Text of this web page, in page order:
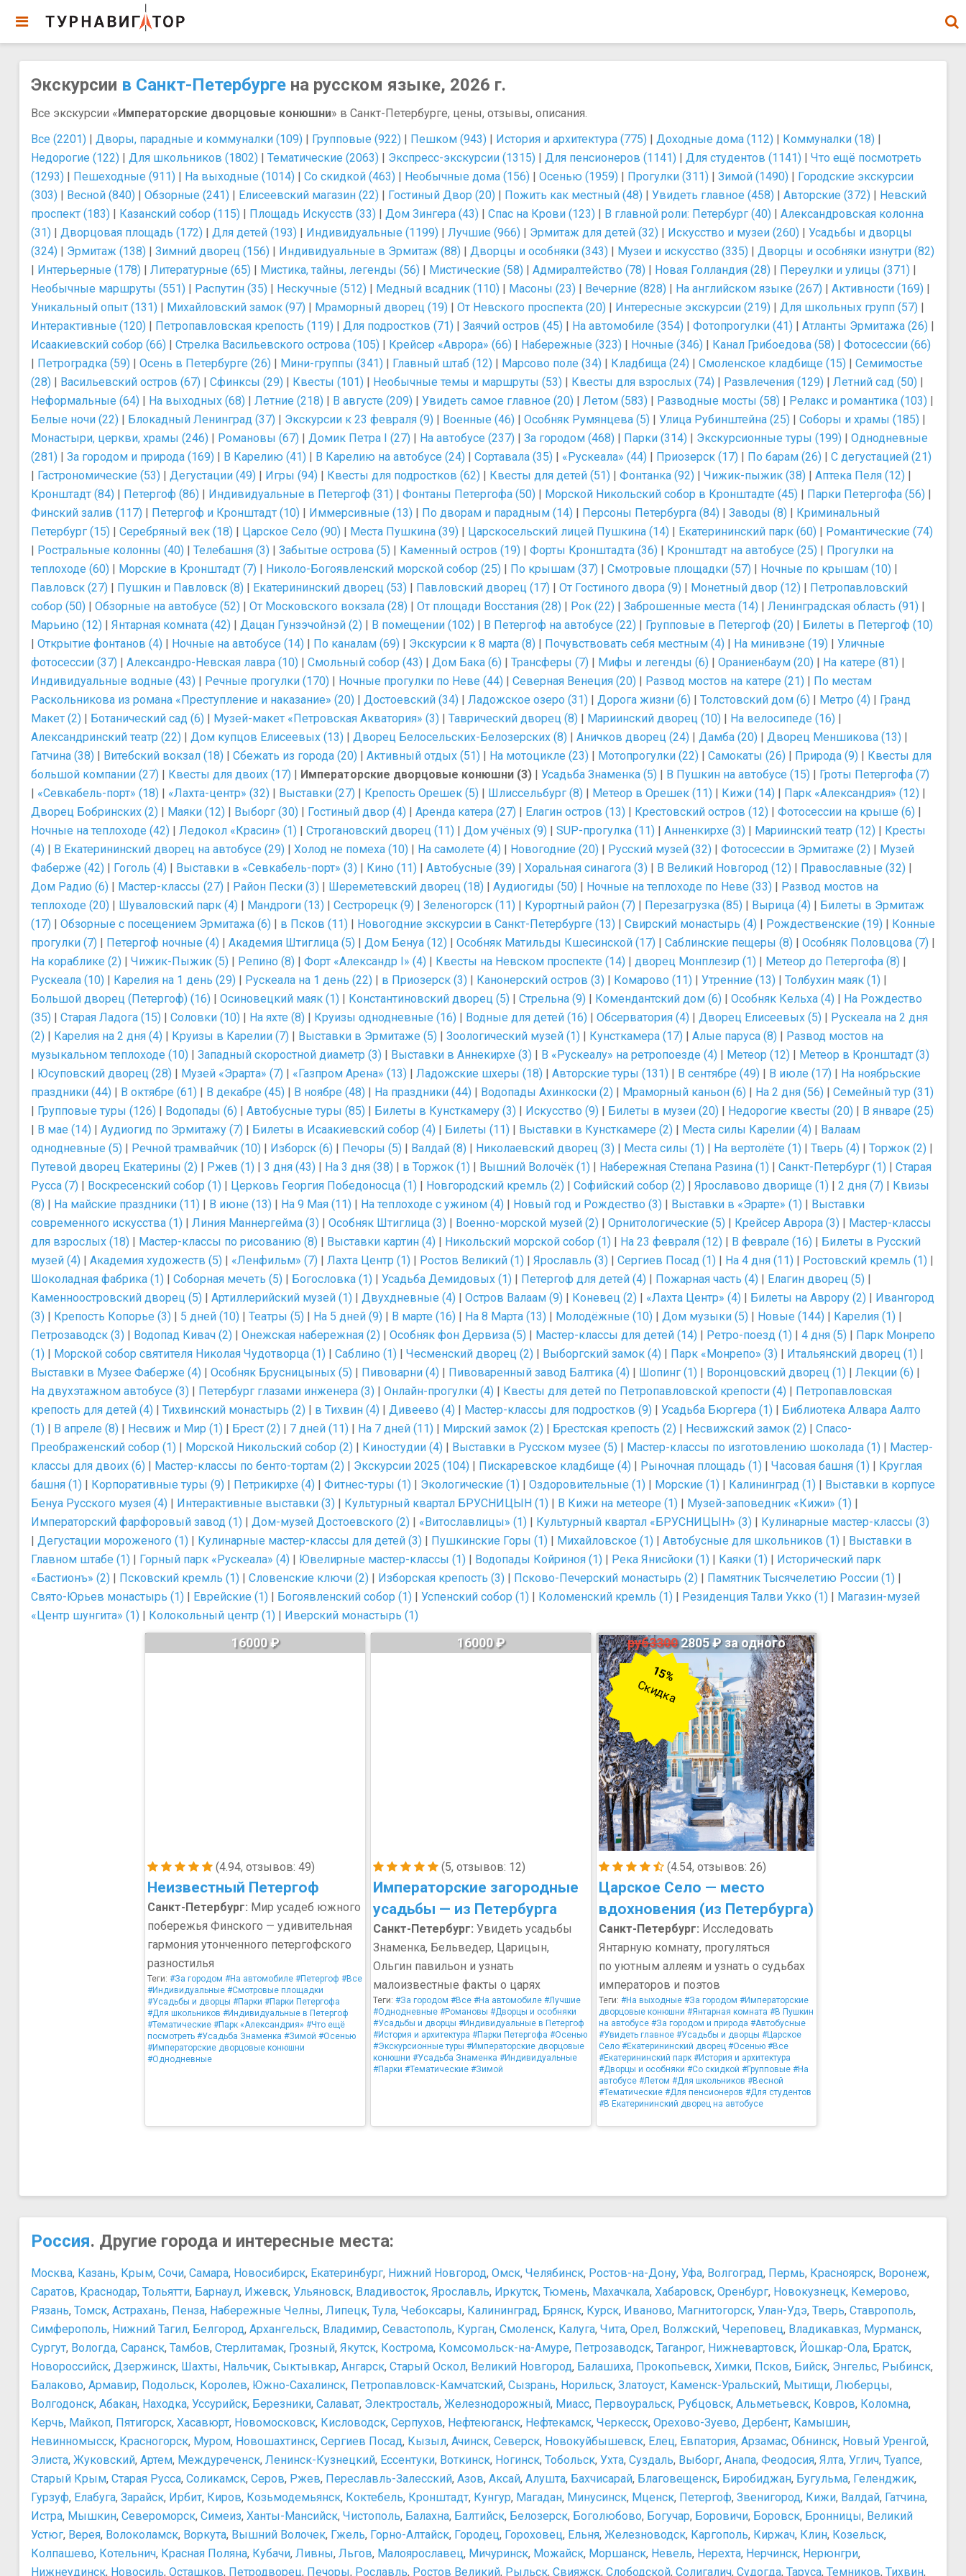
Экскурсии в Санкт-Петербурге на русском языке, 2026 г.
Все экскурсии «Императорские дворцовые конюшни» в Санкт-Петербурге, цены, отзывы, описания.
Все (2201) | Дворы, парадные и коммуналки (109) | Групповые (922) | Пешком (943) | История и архитектура (775) | Доходные дома (112) | Коммуналки (18) |
Недорогие (122) | Для школьников (1802) | Тематические (2063) | Экспресс-экскурсии (1315) | Для пенсионеров (1141) | Для студентов (1141) | Что ещё посмотреть
(1293) | Пешеходные (911) | На выходные (1014) | Со скидкой (463) | Необычные дома (156) | Осенью (1959) | Прогулки (311) | Зимой (1490) | Городские экскурсии
(303) | Весной (840) | Обзорные (241) | Елисеевский магазин (22) | Гостиный Двор (20) | Пожить как местный (48) | Увидеть главное (458) | Авторские (372) | Невский
проспект (183) | Казанский собор (115) | Площадь Искусств (33) | Дом Зингера (43) | Спас на Крови (123) | В главной роли: Петербург (40) | Александровская колонна
(31) | Дворцовая площадь (172) | Для детей (193) | Индивидуальные (1199) | Лучшие (966) | Эрмитаж для детей (32) | Искусство и музеи (260) | Усадьбы и дворцы
(324) | Эрмитаж (138) | Зимний дворец (156) | Индивидуальные в Эрмитаж (88) | Дворцы и особняки (343) | Музеи и искусство (335) | Дворцы и особняки изнутри (82)
| Интерьерные (178) | Литературные (65) | Мистика, тайны, легенды (56) | Мистические (58) | Адмиралтейство (78) | Новая Голландия (28) | Переулки и улицы (371) |
Необычные маршруты (551) | Распутин (35) | Нескучные (512) | Медный всадник (110) | Масоны (23) | Вечерние (828) | На английском языке (267) | Активности (169) |
Уникальный опыт (131) | Михайловский замок (97) | Мраморный дворец (19) | От Невского проспекта (20) | Интересные экскурсии (219) | Для школьных групп (57) |
Интерактивные (120) | Петропавловская крепость (119) | Для подростков (71) | Заячий остров (45) | На автомобиле (354) | Фотопрогулки (41) | Атланты Эрмитажа (26) |
Исаакиевский собор (66) | Стрелка Васильевского острова (105) | Крейсер «Аврора» (66) | Набережные (323) | Ночные (346) | Канал Грибоедова (58) | Фотосессии (66)
| Петроградка (59) | Осень в Петербурге (26) | Мини-группы (341) | Главный штаб (12) | Марсово поле (34) | Кладбища (24) | Смоленское кладбище (15) | Семимостье
(28) | Васильевский остров (67) | Сфинксы (29) | Квесты (101) | Необычные темы и маршруты (53) | Квесты для взрослых (74) | Развлечения (129) | Летний сад (50) |
Неформальные (64) | На выходных (68) | Летние (218) | В августе (209) | Увидеть самое главное (20) | Летом (583) | Разводные мосты (58) | Релакс и романтика (103) |
Белые ночи (22) | Блокадный Ленинград (37) | Экскурсии к 23 февраля (9) | Военные (46) | Особняк Румянцева (5) | Улица Рубинштейна (25) | Соборы и храмы (185) |
Монастыри, церкви, храмы (246) | Романовы (67) | Домик Петра I (27) | На автобусе (237) | За городом (468) | Парки (314) | Экскурсионные туры (199) | Однодневные
(281) | За городом и природа (169) | В Карелию (41) | В Карелию на автобусе (24) | Сортавала (35) | «Рускеала» (44) | Приозерск (17) | По барам (26) | С дегустацией (21)
| Гастрономические (53) | Дегустации (49) | Игры (94) | Квесты для подростков (62) | Квесты для детей (51) | Фонтанка (92) | Чижик-пыжик (38) | Аптека Пеля (12) |
Кронштадт (84) | Петергоф (86) | Индивидуальные в Петергоф (31) | Фонтаны Петергофа (50) | Морской Никольский собор в Кронштадте (45) | Парки Петергофа (56) |
Финский залив (117) | Петергоф и Кронштадт (10) | Иммерсивные (13) | По дворам и парадным (14) | Персоны Петербурга (84) | Заводы (8) | Криминальный
Петербург (15) | Серебряный век (18) | Царское Село (90) | Места Пушкина (39) | Царскосельский лицей Пушкина (14) | Екатерининский парк (60) | Романтические (74)
| Ростральные колонны (40) | Телебашня (3) | Забытые острова (5) | Каменный остров (19) | Форты Кронштадта (36) | Кронштадт на автобусе (25) | Прогулки на
теплоходе (60) | Морские в Кронштадт (7) | Николо-Богоявленский морской собор (25) | По крышам (37) | Смотровые площадки (57) | Ночные по крышам (10) |
Павловск (27) | Пушкин и Павловск (8) | Екатерининский дворец (53) | Павловский дворец (17) | От Гостиного двора (9) | Монетный двор (12) | Петропавловский
собор (50) | Обзорные на автобусе (52) | От Московского вокзала (28) | От площади Восстания (28) | Рок (22) | Заброшенные места (14) | Ленинградская область (91) |
Марьино (12) | Янтарная комната (42) | Дацан Гунзэчойнэй (2) | В помещении (102) | В Петергоф на автобусе (22) | Групповые в Петергоф (20) | Билеты в Петергоф (10)
| Открытие фонтанов (4) | Ночные на автобусе (14) | По каналам (69) | Экскурсии к 8 марта (8) | Почувствовать себя местным (4) | На минивэне (19) | Уличные
фотосессии (37) | Александро-Невская лавра (10) | Смольный собор (43) | Дом Бака (6) | Трансферы (7) | Мифы и легенды (6) | Ораниенбаум (20) | На катере (81) |
Индивидуальные водные (43) | Речные прогулки (170) | Ночные прогулки по Неве (44) | Северная Венеция (20) | Развод мостов на катере (21) | По местам
Раскольникова из романа «Преступление и наказание» (20) | Достоевский (34) | Ладожское озеро (31) | Дорога жизни (6) | Толстовский дом (6) | Метро (4) | Гранд
Макет (2) | Ботанический сад (6) | Музей-макет «Петровская Акватория» (3) | Таврический дворец (8) | Мариинский дворец (10) | На велосипеде (16) |
Александринский театр (22) | Дом купцов Елисеевых (13) | Дворец Белосельских-Белозерских (8) | Аничков дворец (24) | Дамба (20) | Дворец Меншикова (13) |
Гатчина (38) | Витебский вокзал (18) | Сбежать из города (20) | Активный отдых (51) | На мотоцикле (23) | Мотопрогулки (22) | Самокаты (26) | Природа (9) | Квесты для
большой компании (27) | Квесты для двоих (17) | Императорские дворцовые конюшни (3) | Усадьба Знаменка (5) | В Пушкин на автобусе (15) | Гроты Петергофа (7)
| «Севкабель-порт» (18) | «Лахта-центр» (32) | Выставки (27) | Крепость Орешек (5) | Шлиссельбург (8) | Метеор в Орешек (11) | Кижи (14) | Парк «Александрия» (12) |
Дворец Бобринских (2) | Маяки (12) | Выборг (30) | Гостиный двор (4) | Аренда катера (27) | Елагин остров (13) | Крестовский остров (12) | Фотосессии на крыше (6) |
Ночные на теплоходе (42) | Ледокол «Красин» (1) | Строгановский дворец (11) | Дом учёных (9) | SUP-прогулка (11) | Анненкирхе (3) | Мариинский театр (12) | Кресты
(4) | В Екатерининский дворец на автобусе (29) | Холод не помеха (10) | На самолете (4) | Новогодние (20) | Русский музей (32) | Фотосессии в Эрмитаже (2) | Музей
Фаберже (42) | Гоголь (4) | Выставки в «Севкабель-порт» (3) | Кино (11) | Автобусные (39) | Хоральная синагога (3) | В Великий Новгород (12) | Православные (32) |
Дом Радио (6) | Мастер-классы (27) | Район Пески (3) | Шереметевский дворец (18) | Аудиогиды (50) | Ночные на теплоходе по Неве (33) | Развод мостов на
теплоходе (20) | Шуваловский парк (4) | Мандроги (13) | Сестрорецк (9) | Зеленогорск (11) | Курортный район (7) | Перезагрузка (85) | Вырица (4) | Билеты в Эрмитаж
(17) | Обзорные с посещением Эрмитажа (6) | в Псков (11) | Новогодние экскурсии в Санкт-Петербурге (13) | Свирский монастырь (4) | Рождественские (19) | Конные
прогулки (7) | Петергоф ночные (4) | Академия Штиглица (5) | Дом Бенуа (12) | Особняк Матильды Кшесинской (17) | Саблинские пещеры (8) | Особняк Половцова (7) |
На кораблике (2) | Чижик-Пыжик (5) | Репино (8) | Форт «Александр I» (4) | Квесты на Невском проспекте (14) | дворец Монплезир (1) | Метеор до Петергофа (8) |
Рускеала (10) | Карелия на 1 день (29) | Рускеала на 1 день (22) | в Приозерск (3) | Канонерский остров (3) | Комарово (11) | Утренние (13) | Толбухин маяк (1) |
Большой дворец (Петергоф) (16) | Осиновецкий маяк (1) | Константиновский дворец (5) | Стрельна (9) | Комендантский дом (6) | Особняк Кельха (4) | На Рождество
(35) | Старая Ладога (15) | Соловки (10) | На яхте (8) | Круизы однодневные (16) | Водные для детей (16) | Обсерватория (4) | Дворец Елисеевых (5) | Рускеала на 2 дня
(2) | Карелия на 2 дня (4) | Круизы в Карелии (7) | Выставки в Эрмитаже (5) | Зоологический музей (1) | Кунсткамера (17) | Алые паруса (8) | Развод мостов на
музыкальном теплоходе (10) | Западный скоростной диаметр (3) | Выставки в Аннекирхе (3) | В «Рускеалу» на ретропоезде (4) | Метеор (12) | Метеор в Кронштадт (3)
| Юсуповский дворец (28) | Музей «Эрарта» (7) | «Газпром Арена» (13) | Ладожские шхеры (18) | Авторские туры (131) | В сентябре (49) | В июле (17) | На ноябрьские
праздники (44) | В октябре (61) | В декабре (45) | В ноябре (48) | На праздники (44) | Водопады Ахинкоски (2) | Мраморный каньон (6) | На 2 дня (56) | Семейный тур (31)
| Групповые туры (126) | Водопады (6) | Автобусные туры (85) | Билеты в Кунсткамеру (3) | Искусство (9) | Билеты в музеи (20) | Недорогие квесты (20) | В январе (25)
| В мае (14) | Аудиогид по Эрмитажу (7) | Билеты в Исаакиевский собор (4) | Билеты (11) | Выставки в Кунсткамере (2) | Места силы Карелии (4) | Валаам
однодневные (5) | Речной трамвайчик (10) | Изборск (6) | Печоры (5) | Валдай (8) | Николаевский дворец (3) | Места силы (1) | На вертолёте (1) | Тверь (4) | Торжок (2) |
Путевой дворец Екатерины (2) | Ржев (1) | 3 дня (43) | На 3 дня (38) | в Торжок (1) | Вышний Волочёк (1) | Набережная Степана Разина (1) | Санкт-Петербург (1) | Старая
Русса (7) | Воскресенский собор (1) | Церковь Георгия Победоносца (1) | Новгородский кремль (2) | Софийский собор (2) | Ярославово дворище (1) | 2 дня (7) | Квизы
(8) | На майские праздники (11) | В июне (13) | На 9 Мая (11) | На теплоходе с ужином (4) | Новый год и Рождество (3) | Выставки в «Эрарте» (1) | Выставки
современного искусства (1) | Линия Маннергейма (3) | Особняк Штиглица (3) | Военно-морской музей (2) | Орнитологические (5) | Крейсер Аврора (3) | Мастер-классы
для взрослых (18) | Мастер-классы по рисованию (8) | Выставки картин (4) | Никольский морской собор (1) | На 23 февраля (12) | В феврале (16) | Билеты в Русский
музей (4) | Академия художеств (5) | «Ленфильм» (7) | Лахта Центр (1) | Ростов Великий (1) | Ярославль (3) | Сергиев Посад (1) | На 4 дня (11) | Ростовский кремль (1) |
Шоколадная фабрика (1) | Соборная мечеть (5) | Богословка (1) | Усадьба Демидовых (1) | Петергоф для детей (4) | Пожарная часть (4) | Елагин дворец (5) |
Каменноостровский дворец (5) | Артиллерийский музей (1) | Двухдневные (4) | Остров Валаам (9) | Коневец (2) | «Лахта Центр» (4) | Билеты на Аврору (2) | Ивангород
(3) | Крепость Копорье (3) | 5 дней (10) | Театры (5) | На 5 дней (9) | В марте (16) | На 8 Марта (13) | Молодёжные (10) | Дом музыки (5) | Новые (144) | Карелия (1) |
Петрозаводск (3) | Водопад Кивач (2) | Онежская набережная (2) | Особняк фон Дервиза (5) | Мастер-классы для детей (14) | Ретро-поезд (1) | 4 дня (5) | Парк Монрепо
(1) | Морской собор святителя Николая Чудотворца (1) | Саблино (1) | Чесменский дворец (2) | Выборгский замок (4) | Парк «Монрепо» (3) | Итальянский дворец (1) |
Выставки в Музее Фаберже (4) | Особняк Брусницыных (5) | Пивоварни (4) | Пивоваренный завод Балтика (4) | Шопинг (1) | Воронцовский дворец (1) | Лекции (6) |
На двухэтажном автобусе (3) | Петербург глазами инженера (3) | Онлайн-прогулки (4) | Квесты для детей по Петропавловской крепости (4) | Петропавловская
крепость для детей (4) | Тихвинский монастырь (2) | в Тихвин (4) | Дивеево (4) | Мастер-классы для подростков (9) | Усадьба Бюргера (1) | Библиотека Алвара Аалто
(1) | В апреле (8) | Несвиж и Мир (1) | Брест (2) | 7 дней (11) | На 7 дней (11) | Мирский замок (2) | Брестская крепость (2) | Несвижский замок (2) | Спасо-
Преображенский собор (1) | Морской Никольский собор (2) | Киностудии (4) | Выставки в Русском музее (5) | Мастер-классы по изготовлению шоколада (1) | Мастер-
классы для двоих (6) | Мастер-классы по бенто-тортам (2) | Экскурсии 2025 (104) | Пискаревское кладбище (4) | Рыночная площадь (1) | Часовая башня (1) | Круглая
башня (1) | Корпоративные туры (9) | Петрикирхе (4) | Фитнес-туры (1) | Экологические (1) | Оздоровительные (1) | Морские (1) | Калининград (1) | Выставки в корпусе
Бенуа Русского музея (4) | Интерактивные выставки (3) | Культурный квартал БРУСНИЦЫН (1) | В Кижи на метеоре (1) | Музей-заповедник «Кижи» (1) |
Императорский фарфоровый завод (1) | Дом-музей Достоевского (2) | «Витославлицы» (1) | Культурный квартал «БРУСНИЦЫН» (3) | Кулинарные мастер-классы (3)
| Дегустации мороженого (1) | Кулинарные мастер-классы для детей (3) | Пушкинские Горы (1) | Михайловское (1) | Автобусные для школьников (1) | Выставки в
Главном штабе (1) | Горный парк «Рускеала» (4) | Ювелирные мастер-классы (1) | Водопады Койриноя (1) | Река Янисйоки (1) | Каяки (1) | Исторический парк
«Бастионъ» (2) | Псковский кремль (1) | Словенские ключи (2) | Изборская крепость (3) | Псково-Печерский монастырь (2) | Памятник Тысячелетию России (1) |
Свято-Юрьев монастырь (1) | Еврейские (1) | Богоявленский собор (1) | Успенский собор (1) | Коломенский кремль (1) | Резиденция Талви Укко (1) | Магазин-музей
«Центр шунгита» (1) | Колокольный центр (1) | Иверский монастырь (1)
(4.94, отзывов: 49)
Неизвестный Петергоф
16000 ₽
Санкт-Петербург: Мир усадеб южного
побережья Финского — удивительная
гармония утонченного петергофского
разностилья
Теги: #За городом #На автомобиле #Петергоф #Все
#Индивидуальные #Смотровые площадки
#Усадьбы и дворцы #Парки #Парки Петергофа
#Для школьников #Индивидуальные в Петергоф
#Тематические #Парк «Александрия» #Что ещё
посмотреть #Усадьба Знаменка #Зимой #Осенью
#Императорские дворцовые конюшни
#Однодневные
(5, отзывов: 12)
Императорские загородные
усадьбы — из Петербурга
16000 ₽
Санкт-Петербург: Увидеть усадьбы
Знаменка, Бельведер, Царицын,
Ольгин павильон и узнать
малоизвестные факты о царях
Теги: #За городом #Все #На автомобиле #Лучшие
#Однодневные #Романовы #Дворцы и особняки
#Усадьбы и дворцы #Индивидуальные в Петергоф
#История и архитектура #Парки Петергофа #Осенью
#Экскурсионные туры #Императорские дворцовые
конюшни #Усадьба Знаменка #Индивидуальные
#Парки #Тематические #Зимой
(4.54, отзывов: 26)
Царское Село — место
вдохновения (из Петербурга)
руб33002805 ₽ за одного
15%
Скидка
Санкт-Петербург: Исследовать
Янтарную комнату, прогуляться
по уютным аллеям и узнать о судьбах
императоров и поэтов
Теги: #На выходные #За городом #Императорские
дворцовые конюшни #Янтарная комната #В Пушкин
на автобусе #За городом и природа #Автобусные
#Увидеть главное #Усадьбы и дворцы #Царское
Село #Екатерининский дворец #Осенью #Все
#Екатерининский парк #История и архитектура
#Дворцы и особняки #Со скидкой #Групповые #На
автобусе #Летом #Для школьников #Весной
#Тематические #Для пенсионеров #Для студентов
#В Екатерининский дворец на автобусе
Россия. Другие города и интересные места:
Москва, Казань, Крым, Сочи, Самара, Новосибирск, Екатеринбург, Нижний Новгород, Омск, Челябинск, Ростов-на-Дону, Уфа, Волгоград, Пермь, Красноярск, Воронеж,
Саратов, Краснодар, Тольятти, Барнаул, Ижевск, Ульяновск, Владивосток, Ярославль, Иркутск, Тюмень, Махачкала, Хабаровск, Оренбург, Новокузнецк, Кемерово,
Рязань, Томск, Астрахань, Пенза, Набережные Челны, Липецк, Тула, Чебоксары, Калининград, Брянск, Курск, Иваново, Магнитогорск, Улан-Удэ, Тверь, Ставрополь,
Симферополь, Нижний Тагил, Белгород, Архангельск, Владимир, Севастополь, Курган, Смоленск, Калуга, Чита, Орел, Волжский, Череповец, Владикавказ, Мурманск,
Сургут, Вологда, Саранск, Тамбов, Стерлитамак, Грозный, Якутск, Кострома, Комсомольск-на-Амуре, Петрозаводск, Таганрог, Нижневартовск, Йошкар-Ола, Братск,
Новороссийск, Дзержинск, Шахты, Нальчик, Сыктывкар, Ангарск, Старый Оскол, Великий Новгород, Балашиха, Прокопьевск, Химки, Псков, Бийск, Энгельс, Рыбинск,
Балаково, Армавир, Подольск, Королев, Южно-Сахалинск, Петропавловск-Камчатский, Сызрань, Норильск, Златоуст, Каменск-Уральский, Мытищи, Люберцы,
Волгодонск, Абакан, Находка, Уссурийск, Березники, Салават, Электросталь, Железнодорожный, Миасс, Первоуральск, Рубцовск, Альметьевск, Ковров, Коломна,
Керчь, Майкоп, Пятигорск, Хасавюрт, Новомосковск, Кисловодск, Серпухов, Нефтеюганск, Нефтекамск, Черкесск, Орехово-Зуево, Дербент, Камышин,
Невинномысск, Красногорск, Муром, Новошахтинск, Сергиев Посад, Кызыл, Ачинск, Северск, Новокуйбышевск, Елец, Евпатория, Арзамас, Обнинск, Новый Уренгой,
Элиста, Жуковский, Артем, Междуреченск, Ленинск-Кузнецкий, Ессентуки, Воткинск, Ногинск, Тобольск, Ухта, Суздаль, Выборг, Анапа, Феодосия, Ялта, Углич, Туапсе,
Старый Крым, Старая Русса, Соликамск, Серов, Ржев, Переславль-Залесский, Азов, Аксай, Алушта, Бахчисарай, Благовещенск, Биробиджан, Бугульма, Геленджик,
Гурзуф, Елабуга, Зарайск, Ирбит, Киров, Козьмодемьянск, Коктебель, Кронштадт, Кунгур, Магадан, Минусинск, Мценск, Петергоф, Звенигород, Кижи, Валдай, Гатчина,
Истра, Мышкин, Североморск, Симеиз, Ханты-Мансийск, Чистополь, Балахна, Балтийск, Белозерск, Боголюбово, Богучар, Боровичи, Боровск, Бронницы, Великий
Устюг, Верея, Волоколамск, Воркута, Вышний Волочек, Гжель, Горно-Алтайск, Городец, Гороховец, Ельня, Железноводск, Каргополь, Киржач, Клин, Козельск,
Колпашево, Котельнич, Красная Поляна, Кубачи, Ливны, Льгов, Малоярославец, Мичуринск, Можайск, Моршанск, Невель, Нерехта, Нерчинск, Нерюнгри,
Нижнеудинск, Новосиль, Осташков, Петродворец, Печоры, Рославль, Ростов Великий, Рыльск, Свияжск, Слободской, Солигалич, Судогда, Таруса, Темников, Тихвин,